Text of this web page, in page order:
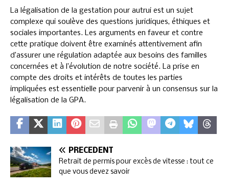
La légalisation de la gestation pour autrui est un sujet
complexe qui soulève des questions juridiques, éthiques et
sociales importantes. Les arguments en faveur et contre
cette pratique doivent être examinés attentivement afin
d’assurer une régulation adaptée aux besoins des familles
concernées et à l’évolution de notre société. La prise en
compte des droits et intérêts de toutes les parties
impliquées est essentielle pour parvenir à un consensus sur la
légalisation de la GPA.
PRÉCÉDENT
Retrait de permis pour excès de vitesse : tout ce
que vous devez savoir